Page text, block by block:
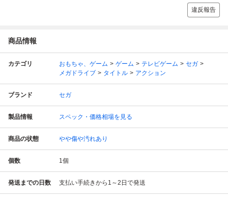
違反報告
商品情報
カテゴリ おもちゃ、ゲーム ゲーム テレビゲーム
セガ
メガドライブ
タイトル アクション
ブランド セガ
製品情報 スペック・価格相場を見る
商品の状態 やや傷や汚れあり
個数 1個
発送までの日数 支払い手続きから1～2日で発送